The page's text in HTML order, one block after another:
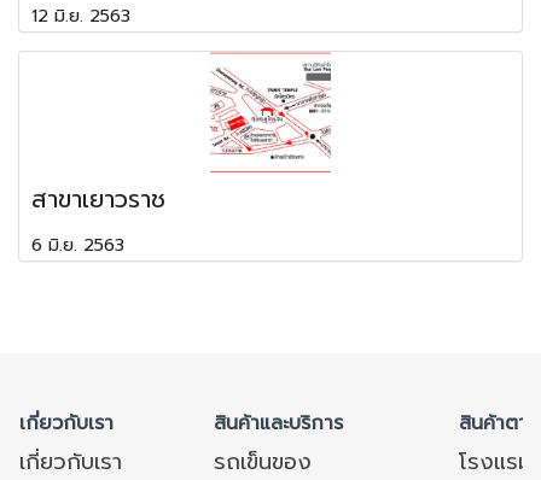
12 มิ.ย. 2563
สาขาเยาวราช
6 มิ.ย. 2563
เกี่ยวกับเรา สินค้าและบริการ สินค้าตา
เกี่ยวกับเรา รถเข็นของ
โรงแร